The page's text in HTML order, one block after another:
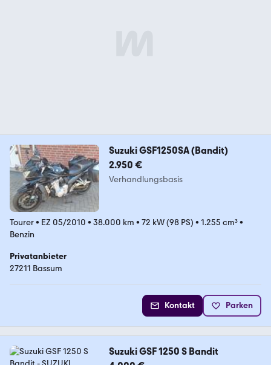
Suzuki GSF1250SA (Bandit)
2.950 €
Verhandlungsbasis
Tourer• EZ 05/2010 • 38.000 km • 72 kW (98 PS) • 1.255 cm³•
Benzin
Privatanbieter
27211 Bassum
Kontakt Parken
Suzuki GSF 1250 S Bandit